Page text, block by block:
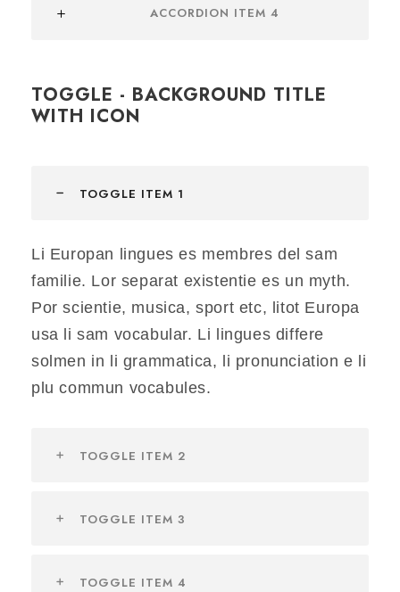
ACCORDION ITEM 4
TOGGLE - BACKGROUND TITLE
WITH ICON
TOGGLE ITEM 1
Li Europan lingues es membres del sam
familie. Lor separat existentie es un myth.
Por scientie, musica, sport etc, litot Europa
usa li sam vocabular. Li lingues differe
solmen in li grammatica, li pronunciation e li
plu commun vocabules.
TOGGLE ITEM 2
TOGGLE ITEM 3
TOGGLE ITEM 4